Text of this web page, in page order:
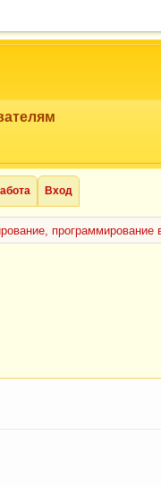
Вход
программирование